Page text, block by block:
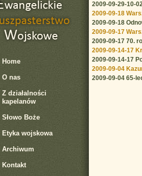
Home
O nas
Z działalności
kapelanów
Słowo Boże
Etyka wojskowa
Archiwum
Kontakt
2009-09-29-10-
2009-09-18
2009-09-18
2009-09-17
2009-09-17 70.
2009-09-14-17
2009-09-14-17
2009-09-04
2009-09-04 65-